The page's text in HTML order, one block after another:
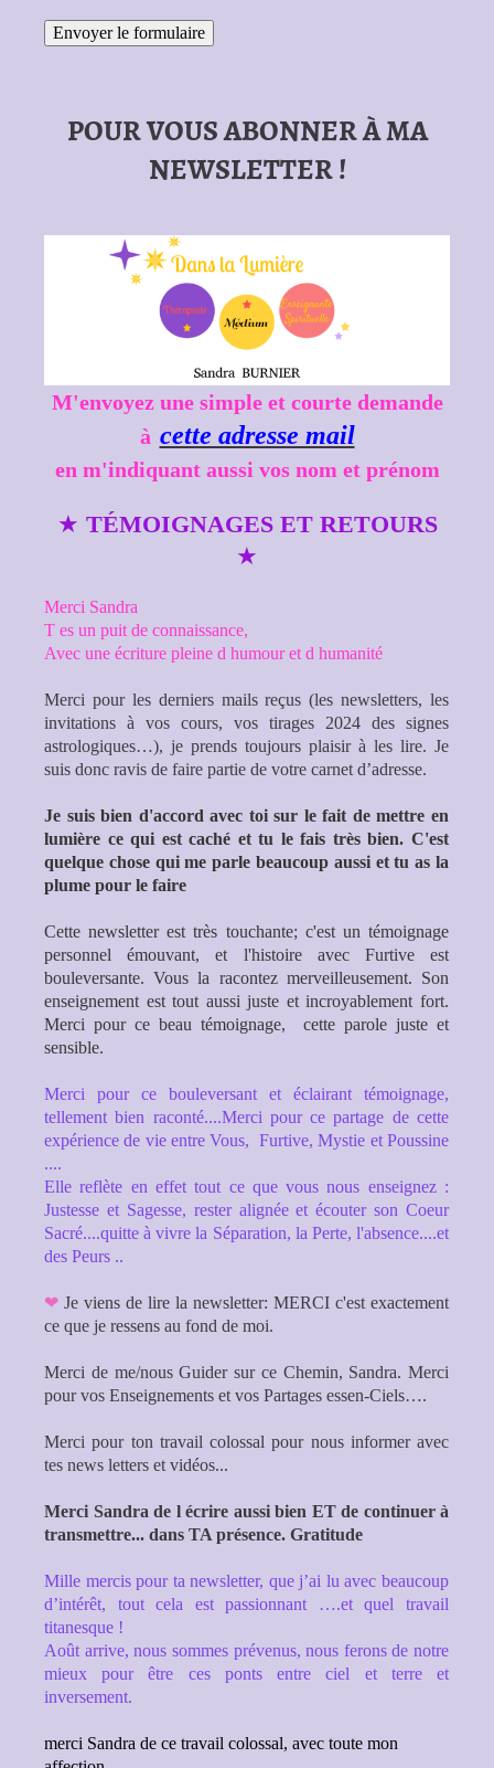
POUR VOUS ABONNER À MA
NEWSLETTER !
M'envoyez une simple et courte demande
à cette adresse mail
en m'indiquant aussi vos nom et prénom
★ TÉMOIGNAGES ET RETOURS
★
Merci Sandra
T es un puit de connaissance,
Avec une écriture pleine d humour et d humanité
Merci pour les derniers mails reçus (les newsletters, les
invitations à vos cours, vos tirages 2024 des signes
astrologiques…), je prends toujours plaisir à les lire. Je
suis donc ravis de faire partie de votre carnet d’adresse.
Je suis bien d'accord avec toi sur le fait de mettre en
lumière ce qui est caché et tu le fais très bien. C'est
quelque chose qui me parle beaucoup aussi et tu as la
plume pour le faire
Cette newsletter est très touchante; c'est un témoignage
personnel émouvant, et l'histoire avec Furtive est
bouleversante. Vous la racontez merveilleusement. Son
enseignement est tout aussi juste et incroyablement fort.
Merci pour ce beau témoignage, cette parole juste et
sensible.
Merci pour ce bouleversant et éclairant témoignage,
tellement bien raconté....Merci pour ce partage de cette
expérience de vie entre Vous, Furtive, Mystie et Poussine
....
Elle reflète en effet tout ce que vous nous enseignez :
Justesse et Sagesse, rester alignée et écouter son Coeur
Sacré....quitte à vivre la Séparation, la Perte, l'absence....et
des Peurs ..
❤ Je viens de lire la newsletter: MERCI c'est exactement
ce que je ressens au fond de moi.
Merci de me/nous Guider sur ce Chemin, Sandra. Merci
pour vos Enseignements et vos Partages essen-Ciels….
Merci pour ton travail colossal pour nous informer avec
tes news letters et vidéos...
Merci Sandra de l écrire aussi bien ET de continuer à
transmettre... dans TA présence. Gratitude
Mille mercis pour ta newsletter, que j’ai lu avec beaucoup
d’intérêt, tout cela est passionnant ….et quel travail
titanesque !
Août arrive, nous sommes prévenus, nous ferons de notre
mieux pour être ces ponts entre ciel et terre et
inversement.
merci Sandra de ce travail colossal, avec toute mon